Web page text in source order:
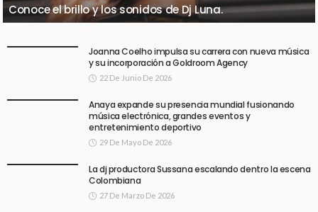
Conoce el brillo y los sonidos de Dj Luna.
Joanna Coelho impulsa su carrera con nueva música
y su incorporación a Goldroom Agency
22 De Junio De 2026
Anaya expande su presencia mundial fusionando
música electrónica, grandes eventos y
entretenimiento deportivo
29 De Mayo De 2026
La dj productora Sussana escalando dentro la escena
Colombiana
27 De Marzo De 2026